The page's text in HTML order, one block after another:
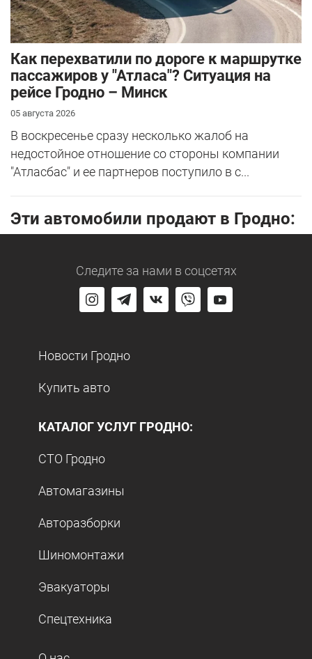
Как перехватили по дороге к маршрутке
пассажиров у "Атласа"? Ситуация на
рейсе Гродно – Минск
05 августа 2026
В воскресенье сразу несколько жалоб на
недостойное отношение со стороны компании
"Атласбас" и ее партнеров поступило в с...
Эти автомобили продают в Гродно:
Следите за нами в соцсетях
Новости Гродно
Купить авто
КАТАЛОГ УСЛУГ ГРОДНО:
СТО Гродно
Автомагазины
Авторазборки
Шиномонтажи
Эвакуаторы
Спецтехника